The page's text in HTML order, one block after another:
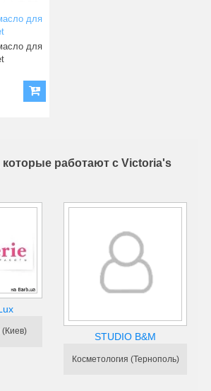
для
Oil для
работают с Victoria's
STUDIO B&M
Косметология (Тернополь)